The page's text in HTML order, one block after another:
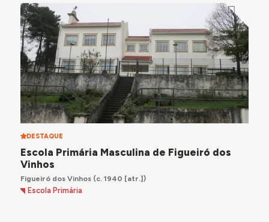
DESTAQUE
Escola Primária Masculina de Figueiró dos
Vinhos
Figueiró dos Vinhos(c. 1940 [atr.])
Escola Primária